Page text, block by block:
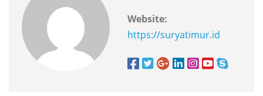
Website:
https://suryatimur.id